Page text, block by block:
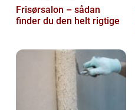
Frisørsalon – sådan
finder du den helt rigtige